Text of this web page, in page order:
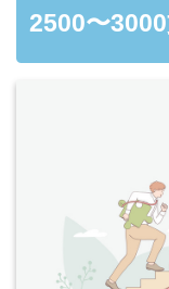
2500〜